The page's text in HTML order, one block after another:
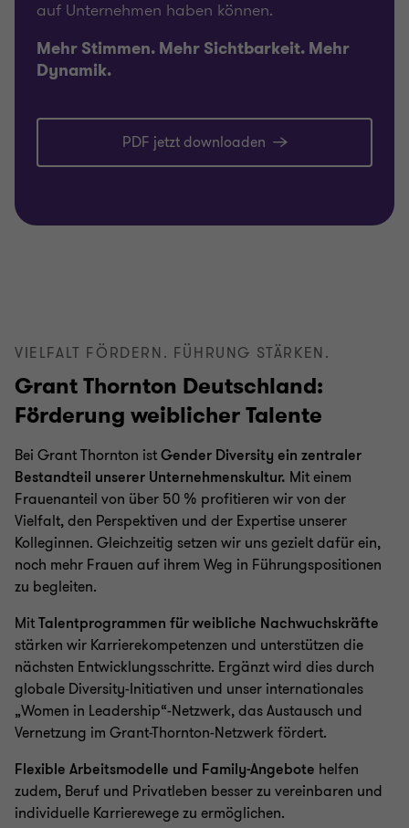
auf Unternehmen haben können.
Mehr Stimmen. Mehr Sichtbarkeit. Mehr
Dynamik.
PDF jetzt downloaden
VIELFALT FÖRDERN. FÜHRUNG STÄRKEN.
Grant Thornton Deutschland:
Förderung weiblicher Talente
Bei Grant Thornton istGender Diversity ein zentraler
Bestandteil unserer Unternehmenskultur. Mit einem
Frauenanteil von über 50 % profitieren wir von der
Vielfalt, den Perspektiven und der Expertise unserer
Kolleginnen. Gleichzeitig setzen wir uns gezielt dafür ein,
noch mehr Frauen auf ihrem Weg in Führungspositionen
zu begleiten.
MitTalentprogrammen für weibliche Nachwuchskräfte
stärken wir Karrierekompetenzen und unterstützen die
nächsten Entwicklungsschritte. Ergänzt wird dies durch
globale Diversity-Initiativen und unser internationales
„Women in Leadership“-Netzwerk, das Austausch und
Vernetzung im Grant-Thornton-Netzwerk fördert.
Flexible Arbeitsmodelle und Family-Angebote helfen
zudem, Beruf und Privatleben besser zu vereinbaren und
individuelle Karrierewege zu ermöglichen.